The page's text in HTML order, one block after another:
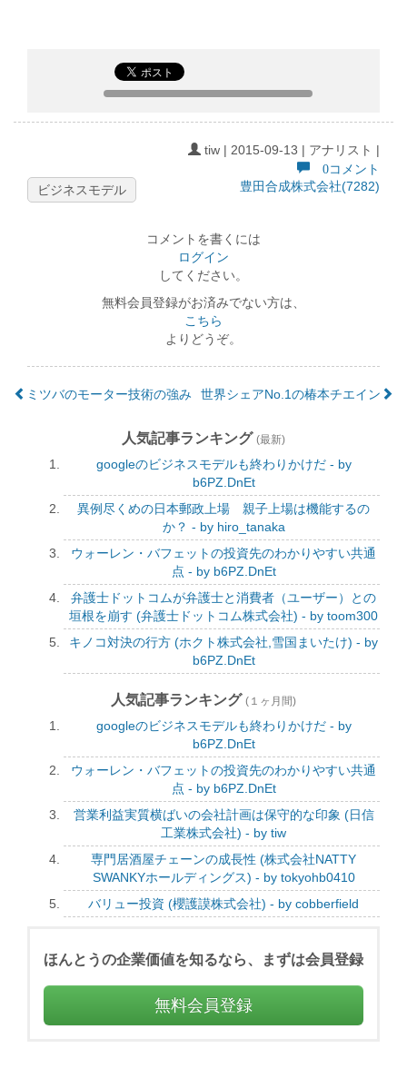
tiw | 2015-09-13 | アナリスト |
0コメント
ビジネスモデル
豊田合成株式会社(7282)
コメントを書くには
ログイン
してください。
無料会員登録がお済みでない方は、
こちら
よりどうぞ。
世界シェアNo.1の椿本チエイン
ミツバのモーター技術の強み
人気記事ランキング (最新)
googleのビジネスモデルも終わりかけだ - by
b6PZ.DnEt
異例尽くめの日本郵政上場 親子上場は機能するの
か？ - by hiro_tanaka
ウォーレン・バフェットの投資先のわかりやすい共通
点 - by b6PZ.DnEt
弁護士ドットコムが弁護士と消費者（ユーザー）との
垣根を崩す (弁護士ドットコム株式会社) - by toom300
キノコ対決の行方 (ホクト株式会社,雪国まいたけ) - by
b6PZ.DnEt
人気記事ランキング (１ヶ月間)
googleのビジネスモデルも終わりかけだ - by
b6PZ.DnEt
ウォーレン・バフェットの投資先のわかりやすい共通
点 - by b6PZ.DnEt
営業利益実質横ばいの会社計画は保守的な印象 (日信
工業株式会社) - by tiw
専門居酒屋チェーンの成長性 (株式会社NATTY
SWANKYホールディングス) - by tokyohb0410
バリュー投資 (櫻護謨株式会社) - by cobberfield
ほんとうの企業価値を知るなら、まずは会員登録
無料会員登録